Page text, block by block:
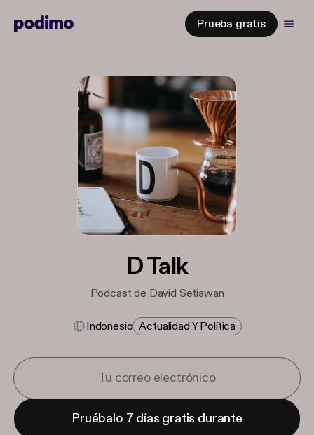
Prueba gratis
D Talk
Podcast de David Setiawan
Indonesio Actualidad Y Política
Pruébalo 7 días gratis durante